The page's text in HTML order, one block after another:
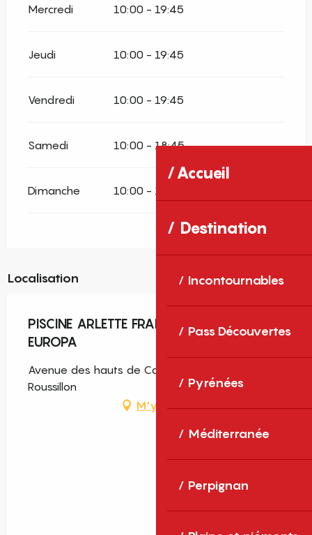
Accueil
Destination
Incontournables
Pass Découvertes
Pyrénées
Méditerranée
Perpignan
Mercredi 10:00 - 19:45
Jeudi 10:00 - 19:45
Vendredi 10:00 - 19:45
Samedi 10:00 - 18:45
Dimanche 10:00 - 17:45
Localisation
PISCINE ARLETTE FRANCO - BASSIN
EUROPA
Avenue des hauts de Canet, 66140 Canet-en-
Roussillon
M'y rendre